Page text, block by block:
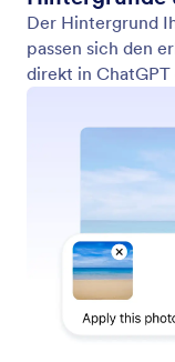
Formulare
Nutzen Sie die
Struktur